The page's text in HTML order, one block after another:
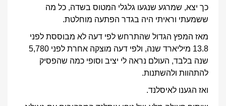
כך יצא, שמרגע שנגעו גלגלי המטוס בשדה, כל מה
ששמעתי וראיתי היה בגדר הפתעה מוחלטת.
מאז המפץ הגדול שהתרחש לפי דעה לא מבוססת לפני
13.8 מיליארד שנה, ולפי דעה מוצקה אחרת לפני 5,780
שנה בלבד, העולם נראה לי יציב וסופי כמה שהפסיק
להתהוות ולהשתנות.
ואז הגענו לאיסלנד.